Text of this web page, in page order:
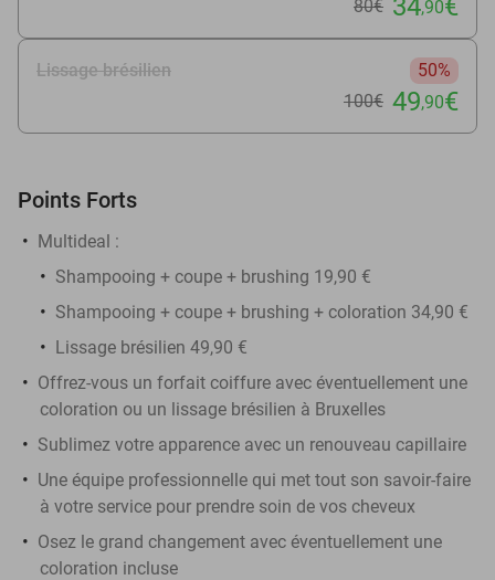
80€ 34,90€
Lissage brésilien
50%
100€ 49,90€
Points Forts
Multideal :
Shampooing + coupe + brushing 19,90 €
Shampooing + coupe + brushing + coloration 34,90 €
Lissage brésilien 49,90 €
Offrez-vous un forfait coiffure avec éventuellement une
coloration ou un lissage brésilien à Bruxelles
Sublimez votre apparence avec un renouveau capillaire
Une équipe professionnelle qui met tout son savoir-faire
à votre service pour prendre soin de vos cheveux
Osez le grand changement avec éventuellement une
coloration incluse